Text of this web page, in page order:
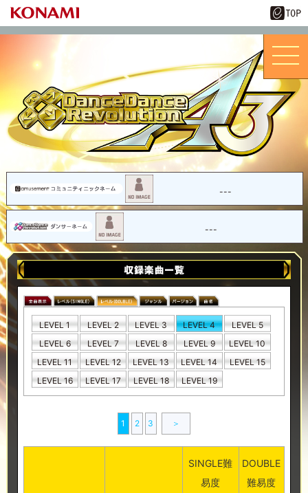
---
---
LEVEL 1 LEVEL 2 LEVEL 3 LEVEL 4
LEVEL 5
LEVEL 6
LEVEL 7 LEVEL 8 LEVEL 9
LEVEL 10
LEVEL 11
LEVEL 12 LEVEL 13 LEVEL 14
LEVEL 15
LEVEL 16
LEVEL 17 LEVEL 18 LEVEL 19
1 2 3 ＞
SINGLE難
易度
DOUBLE
難易度